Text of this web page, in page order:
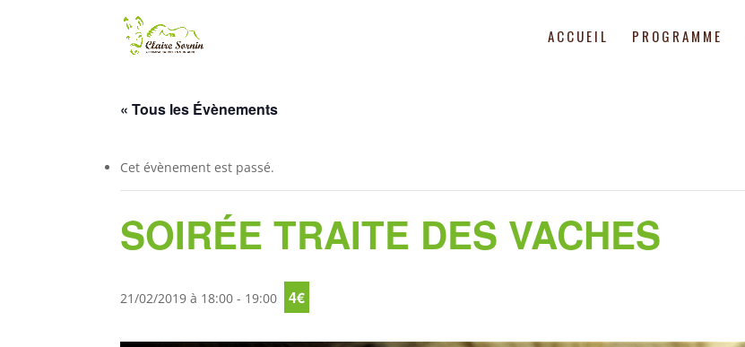
ACCUEIL PROGRAMME
« Tous les Évènements
Cet évènement est passé.
SOIRÉE TRAITE DES VACHES
21/02/2019 à 18:00 - 19:00 4€